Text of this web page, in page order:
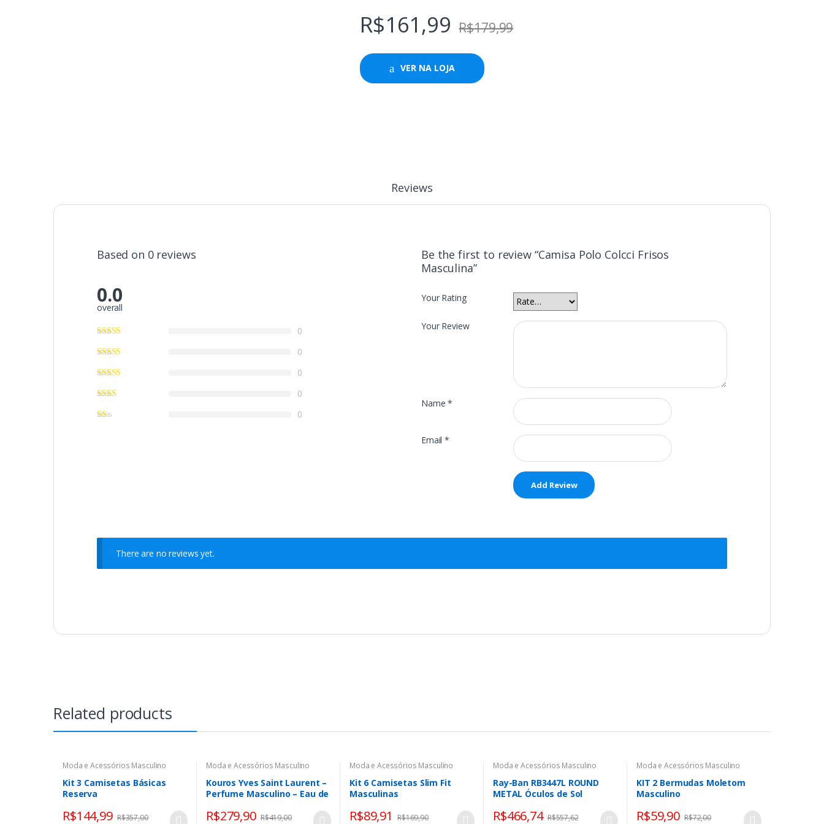
R$161,99 R$179,99
VER NA LOJA
Reviews
Based on 0 reviews
0.0
overall
0
0
0
0
0
Be the first to review “Camisa Polo Colcci Frisos
Masculina”
Your Rating
Your Review
Name*
Email*
There are no reviews yet.
Related products
Moda e Acessórios Masculino
Kit 3 Camisetas Básicas
Reserva
R$144,99 R$357,00
Moda e Acessórios Masculino
Kouros Yves Saint Laurent –
Perfume Masculino – Eau de
R$279,90 R$419,00
Moda e Acessórios Masculino
Kit 6 Camisetas Slim Fit
Masculinas
R$89,91 R$169,90
Moda e Acessórios Masculino
Ray-Ban RB3447L ROUND
METAL Óculos de Sol
R$466,74 R$557,62
Moda e Acessórios Masculino
KIT 2 Bermudas Moletom
Masculino
R$59,90 R$72,00